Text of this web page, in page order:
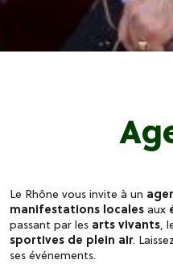
Le Rhône vous invite à un
manifestations locales aux
passant par les arts vivants,
sportives de plein air.
ses événements.